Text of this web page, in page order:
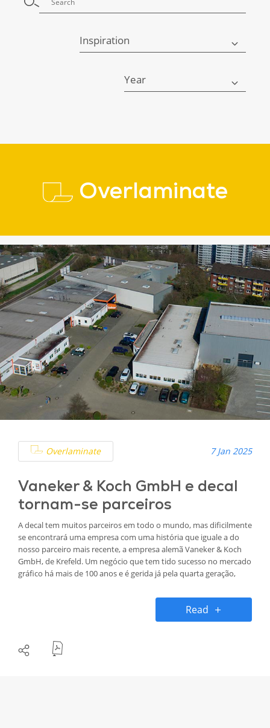
Inspiration
Year
Overlaminate
Overlaminate 7 Jan 2025
Vaneker & Koch GmbH e decal
tornam-se parceiros
A decal tem muitos parceiros em todo o mundo, mas dificilmente
se encontrará uma empresa com uma história que iguale a do
nosso parceiro mais recente, a empresa alemã Vaneker & Koch
GmbH, de Krefeld. Um negócio que tem tido sucesso no mercado
gráfico há mais de 100 anos e é gerida já pela quarta geração,
Fundada em 1911 por Eugen Koch (o bisavô do atual Diretor
Geral Veit Koch), a empresa fornece atualmente clientes em toda
Read